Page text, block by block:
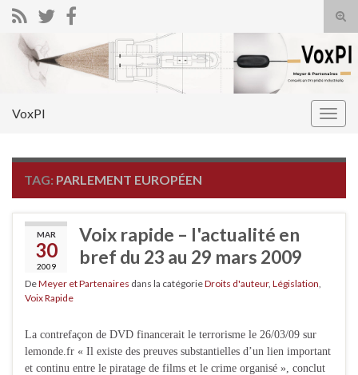
Search for:
VoxPI
TAG: PARLEMENT EUROPÉEN
MAR
30
2009
Voix rapide – l'actualité en
bref du 23 au 29 mars 2009
DeMeyer et Partenaires dans la catégorieDroits d'auteur, Législation
Voix Rapide
La contrefaçon de DVD financerait le terrorisme le 26/03/09 sur
lemonde.fr « Il existe des preuves substantielles d’un lien important
et continu entre le piratage de films et le crime organisé », conclut